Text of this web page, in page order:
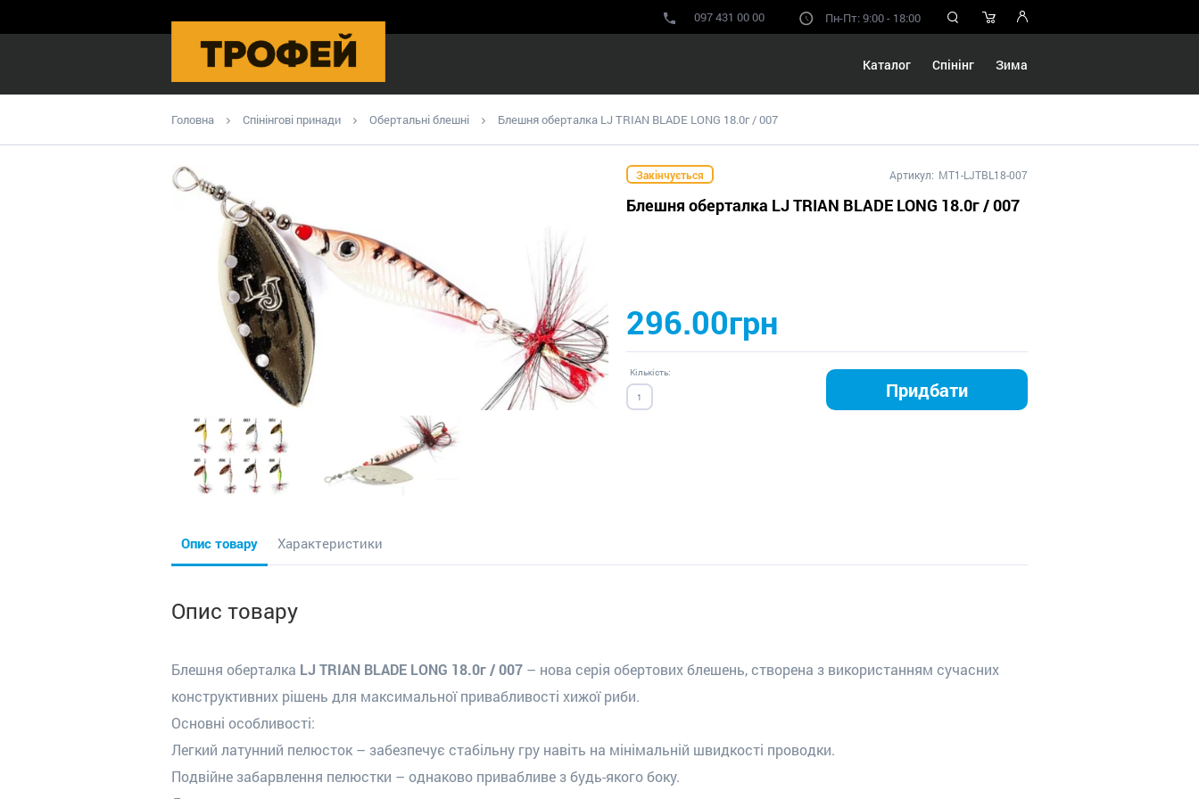
097 431 00 00 Пн-Пт: 9:00 - 18:00
Каталог Спінінг Зима
Головна Спінінгові принади Обертальні блешні Блешня оберталка LJ TRIAN BLADE LONG 18.0г / 007
Закінчується Артикул: MT1-LJTBL18-007
Блешня оберталка LJ TRIAN BLADE LONG 18.0г / 007
296.00грн
Кількість:
Придбати
Опис товару Характеристики
Опис товару
Блешня оберталка LJ TRIAN BLADE LONG 18.0г / 007 – нова серія обертових блешень, створена з використанням сучасних
конструктивних рішень для максимальної привабливості хижої риби.
Основні особливості:
Легкий латунний пелюсток – забезпечує стабільну гру навіть на мінімальній швидкості проводки.
Подвійне забарвлення пелюстки – однаково привабливе з будь-якого боку.